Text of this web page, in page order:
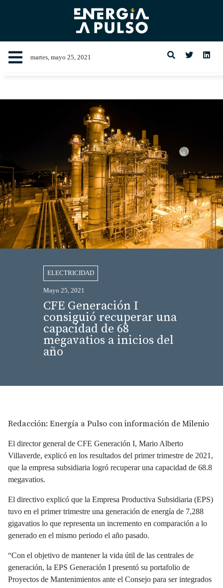
martes, mayo 25, 2021
ELECTRICIDAD
Mayo 25, 2021
CFE Generación I
consiguió recuperar una
capacidad de 68
megavatios a inicios del
año
Redacción: Energía a Pulso con información de Milenio
El director general de CFE Generación I, Mario Alberto
Villaverde, explicó en los resultados del primer trimestre de 2021,
que la empresa subsidiaria logró recuperar una capacidad de 68.8
megavatios.
El directivo explicó que la Empresa Productiva Subsidiaria (EPS)
tuvo en el primer trimestre una generación de energía de 7,288
gigavatios lo que representa un incremento en comparación a lo
generado en el mismo periodo el año pasado.
“Con el objetivo de mantener la vida útil de las centrales de
generación, la EPS Generación I presentó su portafolio de
Proyectos de Mantenimientos ante el Consejo para ser integrados